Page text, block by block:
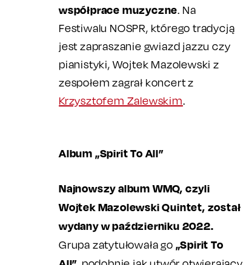
współprace muzyczne. Na
Festiwalu NOSPR, którego tradycją
jest zapraszanie gwiazd jazzu czy
pianistyki, Wojtek Mazolewski z
zespołem zagrał koncert z
Krzysztofem Zalewskim.
Album „Spirit To All”
Najnowszy album WMQ, czyli
Wojtek Mazolewski Quintet, został
wydany w październiku 2022.
Grupa zatytułowała go „Spirit To